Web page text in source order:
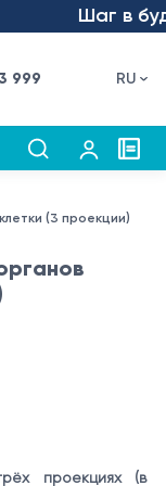
Шаг в
999 RU
(3 проекции)
проекциях (в